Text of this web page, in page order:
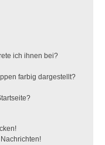
ich ihnen bei?
farbig dargestellt?